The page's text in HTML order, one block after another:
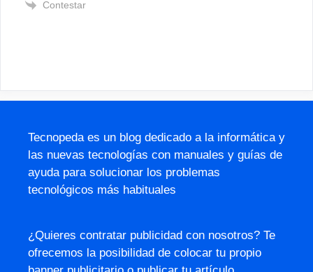
Contestar
Tecnopeda es un blog dedicado a la informática y
las nuevas tecnologías con manuales y guías de
ayuda para solucionar los problemas
tecnológicos más habituales
¿Quieres contratar publicidad con nosotros? Te
ofrecemos la posibilidad de colocar tu propio